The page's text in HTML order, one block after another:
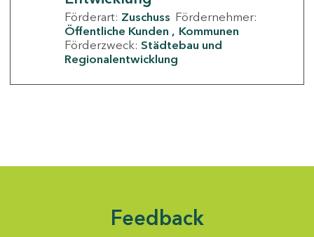
Förderart: Zuschuss Fördernehmer:
Öffentliche Kunden
Kommunen
Förderzweck: Städtebau und
Regionalentwicklung
Feedback